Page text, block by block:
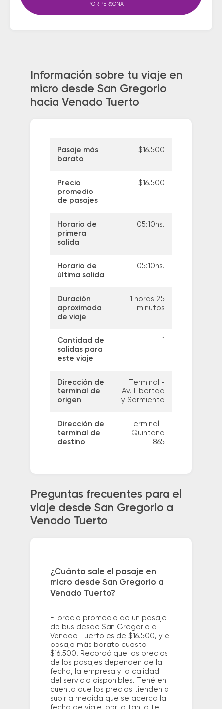
POR PERSONA
Información sobre tu viaje en
micro desde San Gregorio
hacia Venado Tuerto
Pasaje más
barato
$16.500
Precio
promedio
de pasajes
$16.500
Horario de
primera
salida
05:10hs.
Horario de
última salida
05:10hs.
Duración
aproximada
de viaje
1 horas 25
minutos
Cantidad de
salidas para
este viaje
1
Dirección de
terminal de
origen
Terminal -
Av. Libertad
y Sarmiento
Dirección de
terminal de
destino
Terminal -
Quintana
865
Preguntas frecuentes para el
viaje desde San Gregorio a
Venado Tuerto
¿Cuánto sale el pasaje en
micro desde San Gregorio a
Venado Tuerto?
El precio promedio de un pasaje
de bus desde San Gregorio a
Venado Tuerto es de $16.500, y el
pasaje más barato cuesta
$16.500. Recordá que los precios
de los pasajes dependen de la
fecha, la empresa y la calidad
del servicio disponibles. Tené en
cuenta que los precios tienden a
subir a medida que se acerca la
fecha de viaje, por lo tanto te